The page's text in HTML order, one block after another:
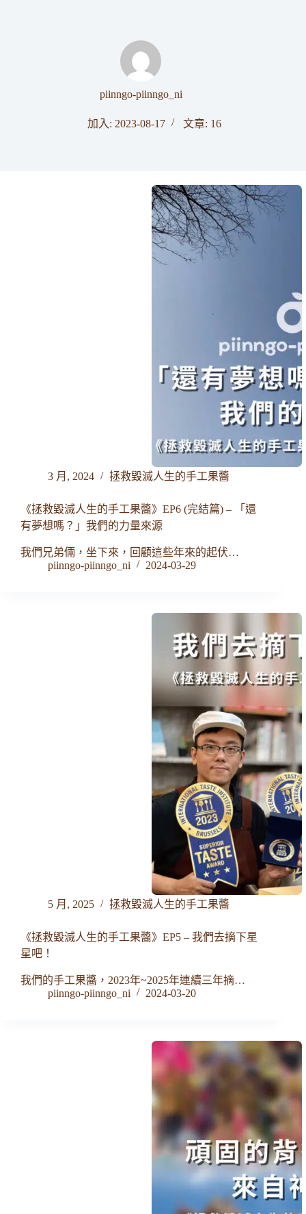
piinngo-piinngo_ni
加入: 2023-08-17 文章: 16
3 月, 2024 拯救毀滅人生的手工果醬
《拯救毀滅人生的手工果醬》EP6 (完結篇) – 「還
有夢想嗎？」我們的力量來源
我們兄弟倆，坐下來，回顧這些年來的起伏…
piinngo-piinngo_ni
2024-03-29
5 月, 2025 拯救毀滅人生的手工果醬
《拯救毀滅人生的手工果醬》EP5 – 我們去摘下星
星吧！
我們的手工果醬，2023年~2025年連續三年摘…
piinngo-piinngo_ni
2024-03-20